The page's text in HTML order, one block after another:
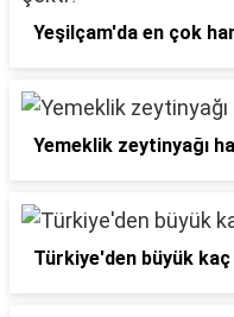
Yeşilçam'da en çok
Yemeklik zeytinyağı
Türkiye'den büyük kaç